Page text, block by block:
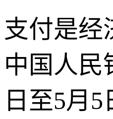
支付是经
中国人民
日至5月